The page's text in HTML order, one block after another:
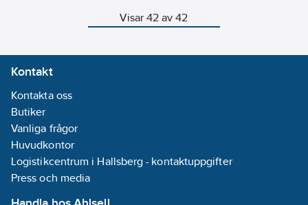
för tuffa applikationer.
att justera hastigheten.
automatiskt när utloppet
stängs och startar igen
när utloppet öppnas.
Universella
installationsmått,
matchar motsvarande
hålbild som de flesta
för enkelt byte av pump.
Visar 42 av 42
Kontakt
Kontakta oss
Butiker
Vanliga frågor
Huvudkontor
Logistikcentrum i Hallsberg - kontaktuppgifter
Press och media